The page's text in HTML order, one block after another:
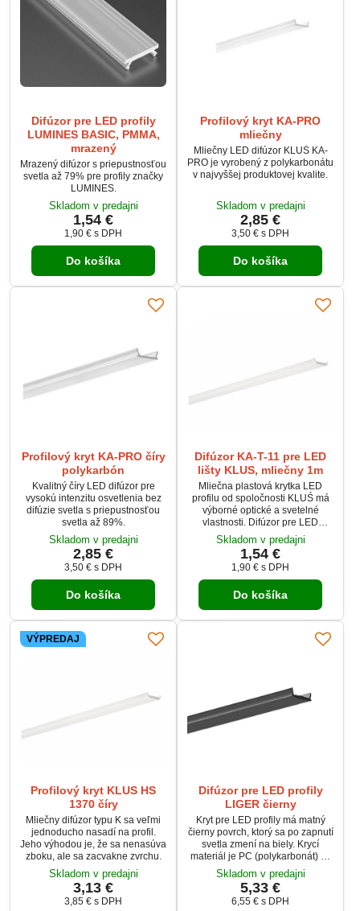
Difúzor pre LED profily
LUMINES BASIC, PMMA,
mrazený
Mrazený difúzor s priepustnosťou
svetla až 79% pre profily značky
LUMINES.
Skladom v predajni
1,54 €
1,90 € s DPH
Do košíka
Profilový kryt KA-PRO
mliečny
Mliečny LED difúzor KLUŚ KA-
PRO je vyrobený z polykarbonátu
v najvyššej produktovej kvalite.
Skladom v predajni
2,85 €
3,50 € s DPH
Do košíka
Profilový kryt KA-PRO číry
polykarbón
Kvalitný číry LED difúzor pre
vysokú intenzitu osvetlenia bez
difúzie svetla s priepustnosťou
svetla až 89%.
Skladom v predajni
2,85 €
3,50 € s DPH
Do košíka
Difúzor KA-T-11 pre LED
lišty KLUS, mliečny 1m
Mliečna plastová krytka LED
profilu od spoločnosti KLUŚ má
výborné optické a svetelné
vlastnosti. Difúzor pre LED
najlepšie rozptýli jednotlivé body
diód pásika, ktorý je
nainštalovaný v hliníkovej lište.
Pri použití mliečneho difúzora
docielite efekt mäkkého
celistvého svetelného toku.
Priepustnosť svetla je 67%.
Skladom v predajni
1,54 €
1,90 € s DPH
Do košíka
VÝPREDAJ
Profilový kryt KLUS HS
1370 číry
Mliečny difúzor typu K sa veľmi
jednoducho nasadí na profil.
Jeho výhodou je, že sa nenasúva
zboku, ale sa zacvakne zvrchu.
Skladom v predajni
3,13 €
3,85 € s DPH
Difúzor pre LED profily
LIGER čierny
Kryt pre LED profily má matný
čierny povrch, ktorý sa po zapnutí
svetla zmení na biely. Krycí
materiál je PC (polykarbonát) so
zvýšenou odolnosťou proti UV
žiareniu. Najlepší vizuálny efekt
sa dosiahne pri profiloch, ktoré
sú vo vnútri čierne.
Skladom v predajni
5,33 €
6,55 € s DPH